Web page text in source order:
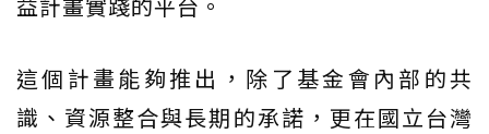
這個計畫能夠推出，除了基金會內部的共
識、資源整合與長期的承諾，更在國立台灣